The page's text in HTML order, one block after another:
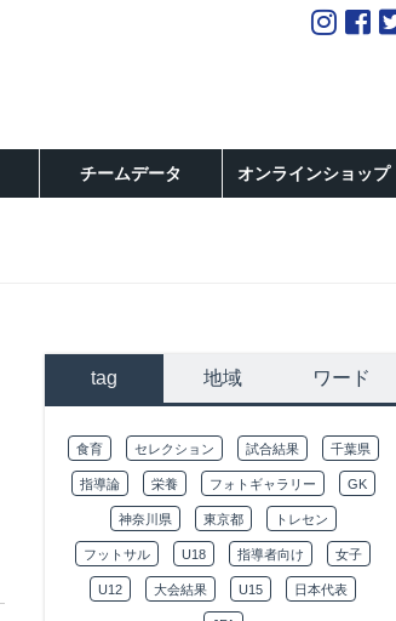
チームデータ オンラインショップ
tag 地域 ワード
食育 セレクション 試合結果 千葉県
指導論 栄養 フォトギャラリー GK
神奈川県 東京都 トレセン
フットサル U18 指導者向け 女子
U12 大会結果 U15 日本代表